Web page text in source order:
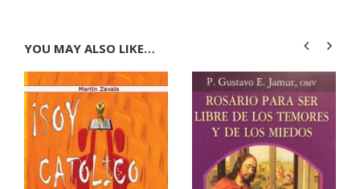
YOU MAY ALSO LIKE…